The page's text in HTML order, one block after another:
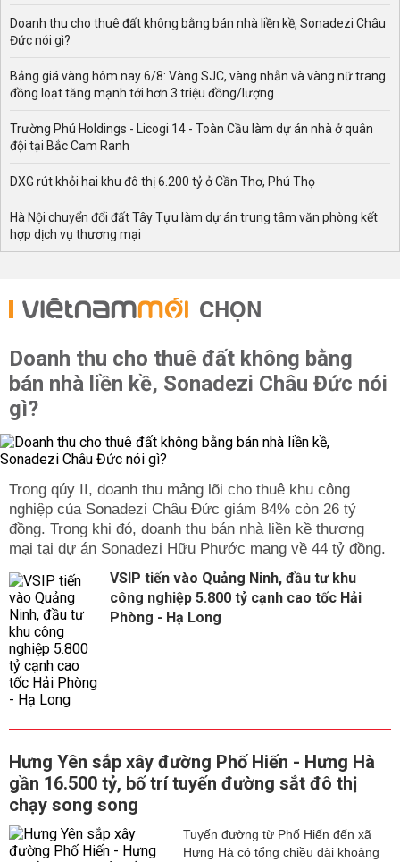
Doanh thu cho thuê đất không bằng bán nhà liền kề, Sonadezi Châu
Đức nói gì?
Bảng giá vàng hôm nay 6/8: Vàng SJC, vàng nhẫn và vàng nữ trang
đồng loạt tăng mạnh tới hơn 3 triệu đồng/lượng
Trường Phú Holdings - Licogi 14 - Toàn Cầu làm dự án nhà ở quân
đội tại Bắc Cam Ranh
DXG rút khỏi hai khu đô thị 6.200 tỷ ở Cần Thơ, Phú Thọ
Hà Nội chuyển đổi đất Tây Tựu làm dự án trung tâm văn phòng kết
hợp dịch vụ thương mại
CHỌN
Doanh thu cho thuê đất không bằng
bán nhà liền kề, Sonadezi Châu Đức nói
gì?
Trong qúy II, doanh thu mảng lõi cho thuê khu công
nghiệp của Sonadezi Châu Đức giảm 84% còn 26 tỷ
đồng. Trong khi đó, doanh thu bán nhà liền kề thương
mại tại dự án Sonadezi Hữu Phước mang về 44 tỷ đồng.
VSIP tiến vào Quảng Ninh, đầu tư khu
công nghiệp 5.800 tỷ cạnh cao tốc Hải
Phòng - Hạ Long
Hưng Yên sắp xây đường Phố Hiến - Hưng Hà
gần 16.500 tỷ, bố trí tuyến đường sắt đô thị
chạy song song
Tuyến đường từ Phố Hiến đến xã
Hưng Hà có tổng chiều dài khoảng